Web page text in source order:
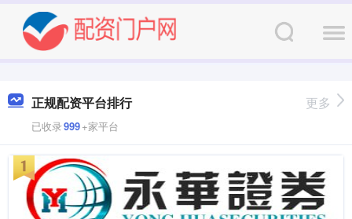
正规配资平台排行
已收录999+家平台
更多